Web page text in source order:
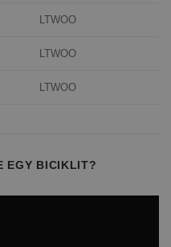
LTWOO
LTWOO
LTWOO
EGY BICIKLIT?